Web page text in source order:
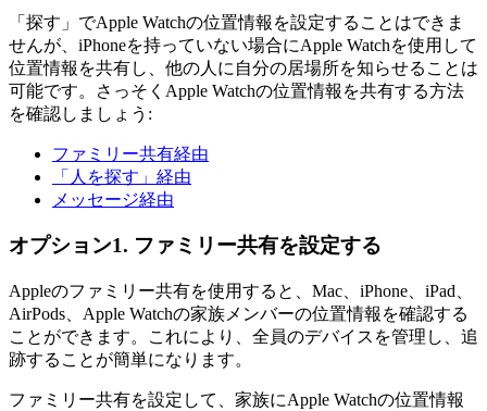
「探す」でApple Watchの位置情報を設定することはできま
せんが、iPhoneを持っていない場合にApple Watchを使用して
位置情報を共有し、他の人に自分の居場所を知らせることは
可能です。さっそくApple Watchの位置情報を共有する方法
を確認しましょう:
ファミリー共有経由
「人を探す」経由
メッセージ経由
オプション1. ファミリー共有を設定する
Appleのファミリー共有を使用すると、Mac、iPhone、iPad、
AirPods、Apple Watchの家族メンバーの位置情報を確認する
ことができます。これにより、全員のデバイスを管理し、追
跡することが簡単になります。
ファミリー共有を設定して、家族にApple Watchの位置情報